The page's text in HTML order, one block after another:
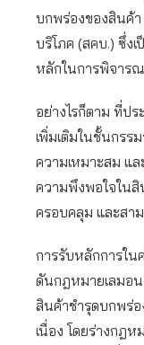
บกพร่องของสินค้
บริโภค (สคบ.) ซึ่ง
หลักในการพิจาร
อย่างไรก็ตาม ที่ป
เพิ่มเติมในชั้นกรร
ความเหมาะสม แล
ความพึงพอใจในสิ
ครอบคลุม และสา
การรับหลักการใน
ดันกฎหมายเลมอ
สินค้าชำรุดบกพร่อ
เนื่อง โดยร่างกฎ